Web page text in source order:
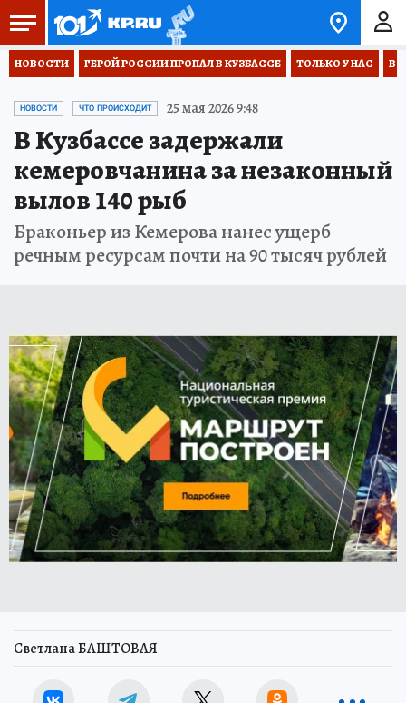
НОВОСТИ ГЕРОЙ РОССИИ ПРОПАЛ В КУЗБАССЕ ТОЛЬКО У НАС
НОВОСТИ ЧТО ПРОИСХОДИТ 25 мая 2026 9:48
В Кузбассе задержали
кемеровчанина за незаконный
вылов 140 рыб
Браконьер из Кемерова нанес ущерб
речным ресурсам почти на 90 тысяч рублей
Светлана БАШТОВАЯ